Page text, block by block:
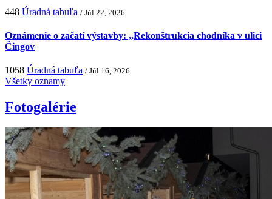
448 Úradná tabuľa / Júl 22, 2026
Oznámenie o začatí výstavby: ,,Rekonštrukcia chodníka v ulici
Čingov
1058 Úradná tabuľa / Júl 16, 2026
Všetky oznamy
Fotogalérie